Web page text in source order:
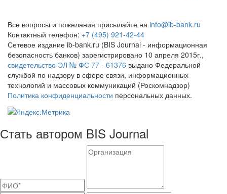
Все вопросы и пожелания присылайте на info@ib-bank.ru
Контактный телефон: +7 (495) 921-42-44
Сетевое издание ib-bank.ru (BIS Journal - информационная
безопасность банков) зарегистрировано 10 апреля 2015г.,
свидетельство ЭЛ № ФС 77 - 61376 выдано Федеральной
службой по надзору в сфере связи, информационных
технологий и массовых коммуникаций (Роскомнадзор)
Политика конфиденциальности персональных данных.
Стать автором BIS Journal